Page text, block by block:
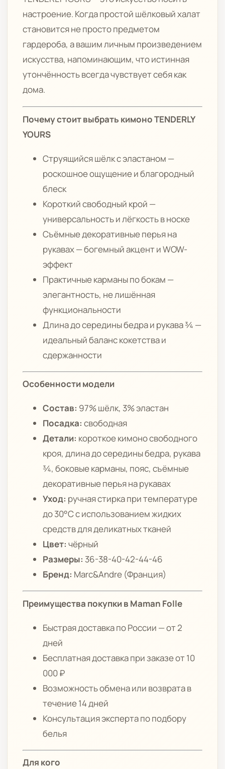
настроение. Когда простой шёлковый халат
становится не просто предметом
гардероба, а вашим личным произведением
искусства, напоминающим, что истинная
утончённость всегда чувствует себя как
дома.
Почему стоит выбрать кимоно TENDERLY
YOURS
Струящийся шёлк с эластаном —
роскошное ощущение и благородный
блеск
Короткий свободный крой —
универсальность и лёгкость в носке
Съёмные декоративные перья на
рукавах — богемный акцент и WOW-
эффект
Практичные карманы по бокам —
элегантность, не лишённая
функциональности
Длина до середины бедра и рукава ¾ —
идеальный баланс кокетства и
сдержанности
Особенности модели
Состав: 97% шёлк, 3% эластан
Посадка: свободная
Детали: короткое кимоно свободного
кроя, длина до середины бедра, рукава
¾, боковые карманы, пояс, съёмные
декоративные перья на рукавах
Уход: ручная стирка при температуре
до 30°C с использованием жидких
средств для деликатных тканей
Цвет: чёрный
Размеры: 36-38-40-42-44-46
Бренд: Marc&Andre (Франция)
Преимущества покупки в Maman Folle
Быстрая доставка по России — от 2
дней
Бесплатная доставка при заказе от 10
000 ₽
Возможность обмена или возврата в
течение 14 дней
Консультация эксперта по подбору
белья
Для кого